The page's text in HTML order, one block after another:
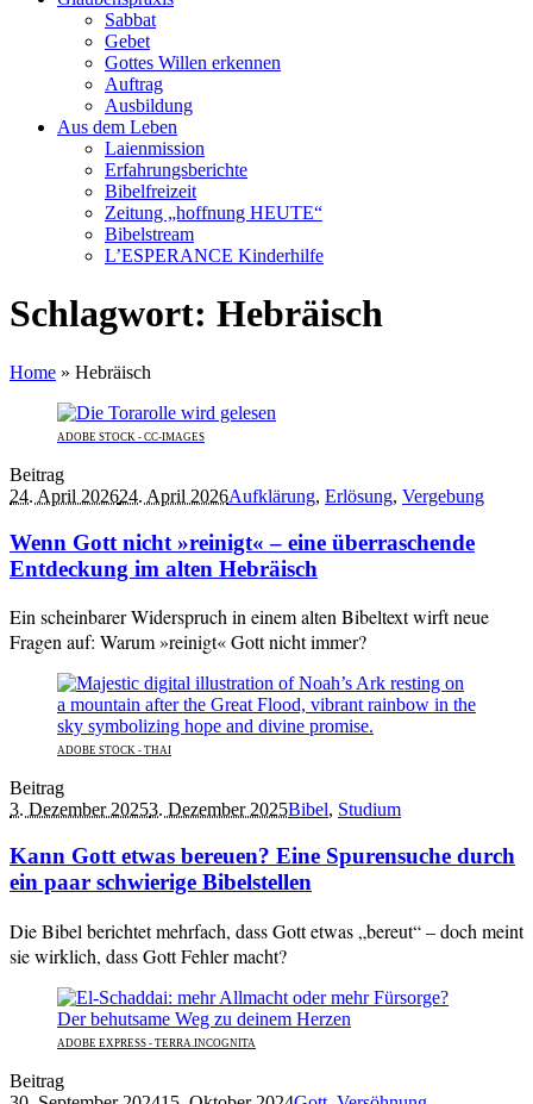
Sabbat
Gebet
Gottes Willen erkennen
Auftrag
Ausbildung
Aus dem Leben
Laienmission
Erfahrungsberichte
Bibelfreizeit
Zeitung „hoffnung HEUTE“
Bibelstream
L’ESPERANCE Kinderhilfe
Schlagwort: Hebräisch
Home » Hebräisch
ADOBE STOCK - CC-IMAGES
Beitrag
24. April 202624. April 2026Aufklärung, Erlösung, Vergebung
Wenn Gott nicht »reinigt« – eine überraschende
Entdeckung im alten Hebräisch
Ein scheinbarer Widerspruch in einem alten Bibeltext wirft neue
Fragen auf: Warum »reinigt« Gott nicht immer?
ADOBE STOCK - THAI
Beitrag
3. Dezember 20253. Dezember 2025Bibel, Studium
Kann Gott etwas bereuen? Eine Spurensuche durch
ein paar schwierige Bibelstellen
Die Bibel berichtet mehrfach, dass Gott etwas „bereut“ – doch meint
sie wirklich, dass Gott Fehler macht?
ADOBE EXPRESS - TERRA.INCOGNITA
Beitrag